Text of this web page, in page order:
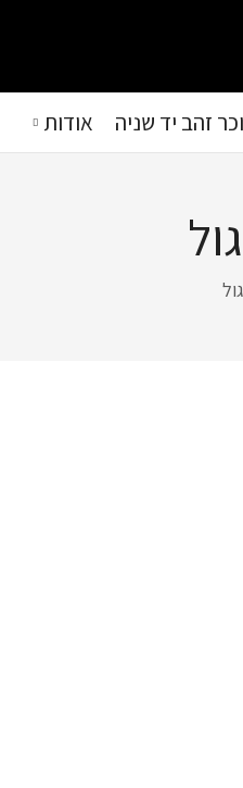
זהב יד שניה אודות